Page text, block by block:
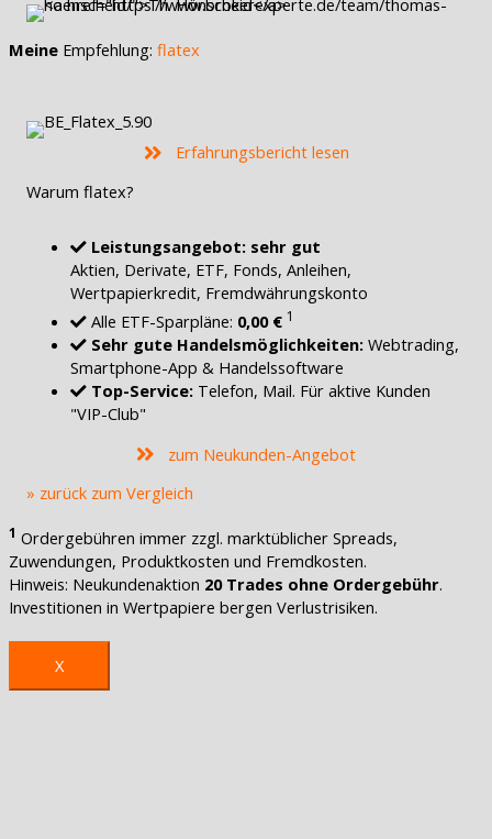
Meine Empfehlung: flatex
Erfahrungsbericht lesen
Warum flatex?
Leistungsangebot: sehr gut
Aktien, Derivate, ETF, Fonds, Anleihen,
Wertpapierkredit, Fremdwährungskonto
Alle ETF-Sparpläne: 0,00 € 1
Sehr gute Handelsmöglichkeiten: Webtrading,
Smartphone-App & Handelssoftware
Top-Service: Telefon, Mail. Für aktive Kunden
"VIP-Club"
zum Neukunden-Angebot
» zurück zum Vergleich
1 Ordergebühren immer zzgl. marktüblicher Spreads,
Zuwendungen, Produktkosten und Fremdkosten.
Hinweis: Neukundenaktion 20 Trades ohne Ordergebühr.
Investitionen in Wertpapiere bergen Verlustrisiken.
X